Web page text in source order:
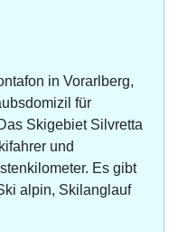
in Vorarlberg,
für
Skigebiet Silvretta
und
Es gibt
alpin, Skilanglauf